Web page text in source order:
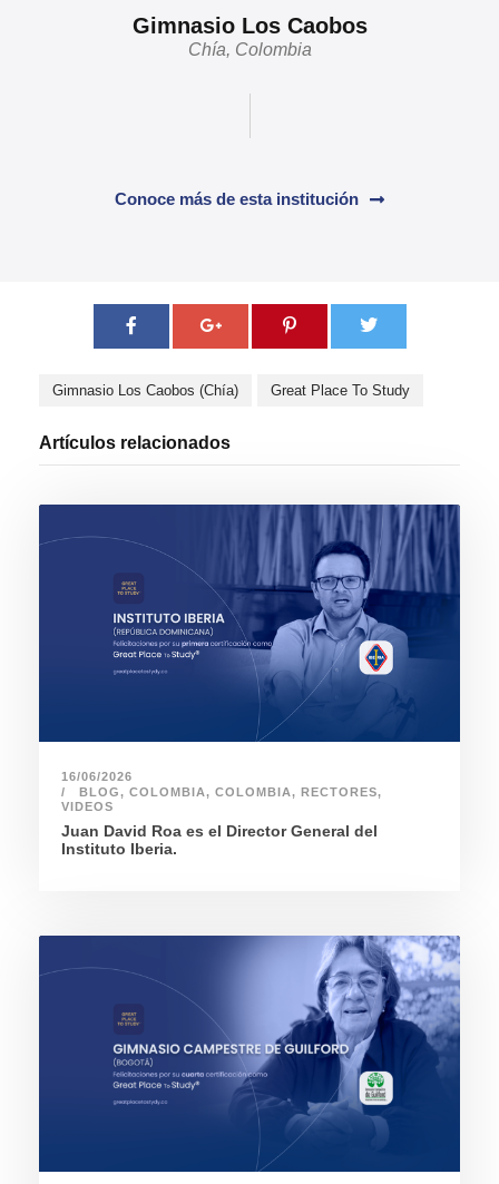
Gimnasio Los Caobos
Chía, Colombia
Conoce más de esta institución
Gimnasio Los Caobos (Chía) Great Place To Study
Artículos relacionados
16/06/2026
BLOG, COLOMBIA, COLOMBIA, RECTORES,
VIDEOS
Juan David Roa es el Director General del
Instituto Iberia.